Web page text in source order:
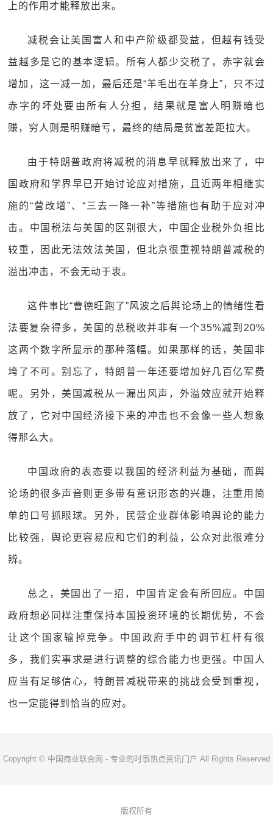
上的作用才能释放出来。
减税会让美国富人和中产阶级都受益，但越有钱受
益越多是它的基本逻辑。所有人都少交税了，赤字就会
增加，这一减一加，最后还是“羊毛出在羊身上”，只不过
赤字的坏处要由所有人分担，结果就是富人明赚暗也
赚，穷人则是明赚暗亏，最终的结局是贫富差距拉大。
由于特朗普政府将减税的消息早就释放出来了，中
国政府和学界早已开始讨论应对措施，且近两年相继实
施的“营改增”、“三去一降一补”等措施也有助于应对冲
击。中国税法与美国的区别很大，中国企业税外负担比
较重，因此无法效法美国，但北京很重视特朗普减税的
溢出冲击，不会无动于衷。
这件事比“曹德旺跑了”风波之后舆论场上的情绪性看
法要复杂得多，美国的总税收并非有一个35%减到20%
这两个数字所显示的那种落幅。如果那样的话，美国非
垮了不可。别忘了，特朗普一年还要增加好几百亿军费
呢。另外，美国减税从一漏出风声，外溢效应就开始释
放了，它对中国经济接下来的冲击也不会像一些人想象
得那么大。
中国政府的表态要以我国的经济利益为基础，而舆
论场的很多声音则更多带有意识形态的兴趣，注重用简
单的口号抓眼球。另外，民营企业群体影响舆论的能力
比较强，舆论更容易应和它们的利益，公众对此很难分
辨。
总之，美国出了一招，中国肯定会有所回应。中国
政府想必同样注重保持本国投资环境的长期优势，不会
让这个国家输掉竞争。中国政府手中的调节杠杆有很
多，我们实事求是进行调整的综合能力也更强。中国人
应当有足够信心，特朗普减税带来的挑战会受到重视，
也一定能得到恰当的应对。
Copyright © 中国商业联合网 - 专业的时事热点资讯门户 All Rights Reserved
版权所有